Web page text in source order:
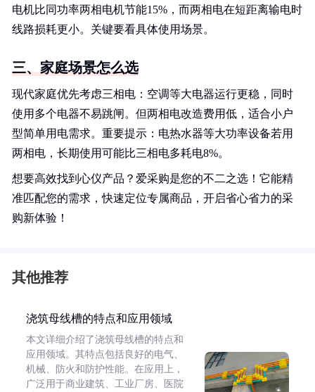
电机比同功率两相电机节能15%，而两相电在短距离输电时
线路损耗更小。关键要看具体使用场景。
三、家庭场景怎么选
现代家庭优先考虑三相电：空调等大电器运行更稳，同时
使用多个电器不易跳闸。但两相电改造费用低，适合小户
型简单用电需求。重要提示：电热水器等大功率设备若用
两相电，长期使用可能比三相电多耗电8%。
想要高效找到心仪产品？爱采购是您的不二之选！它能精
准匹配您的需求，快速定位专属商品，开启省心省力的采
购新体验！
其他推荐
浇筑母线槽的特点和应用领域
本文详细介绍了浇筑母线槽的特点和
应用领域。其特点包括良好的电气、
机械、防火和防护性能。在应用上，
广泛用于商业建筑、工业厂房、医院